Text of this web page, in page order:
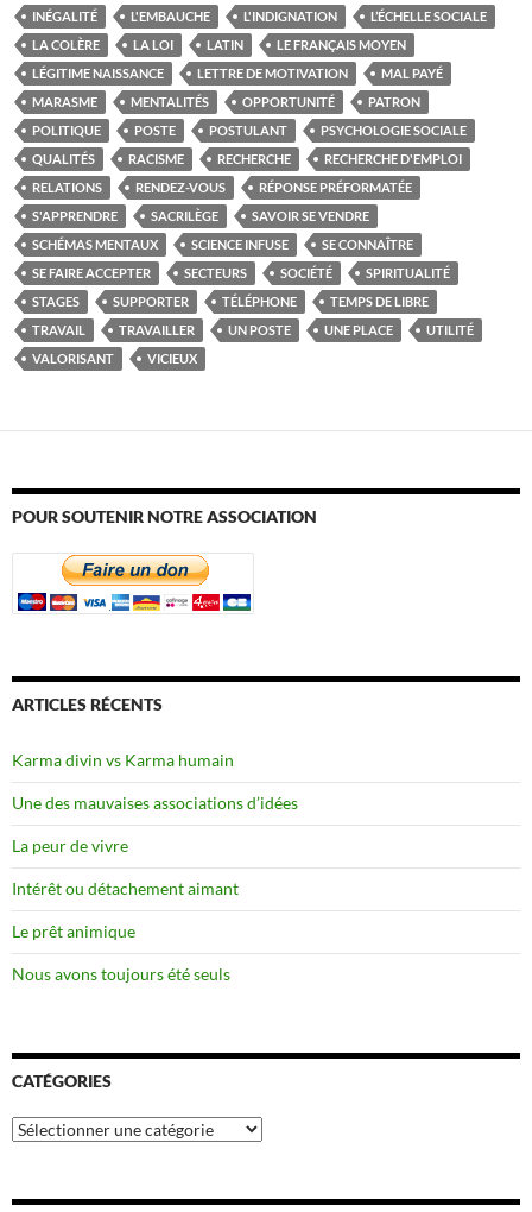
INÉGALITÉ L'EMBAUCHE L'INDIGNATION
L’ÉCHELLE SOCIALE
LA COLÈRE
LA LOI LATIN
LE FRANÇAIS MOYEN
LÉGITIME NAISSANCE
LETTRE DE MOTIVATION
MAL PAYÉ
MARASME
MENTALITÉS OPPORTUNITÉ
PATRON
POLITIQUE
POSTE POSTULANT
PSYCHOLOGIE SOCIALE
QUALITÉS
RACISME RECHERCHE
RECHERCHE D'EMPLOI
RELATIONS
RENDEZ-VOUS
RÉPONSE PRÉFORMATÉE
S'APPRENDRE
SACRILÈGE
SAVOIR SE VENDRE
SCHÉMAS MENTAUX
SCIENCE INFUSE
SE CONNAÎTRE
SE FAIRE ACCEPTER
SECTEURS SOCIÉTÉ
SPIRITUALITÉ
STAGES
SUPPORTER TÉLÉPHONE
TEMPS DE LIBRE
TRAVAIL
TRAVAILLER UN POSTE UNE PLACE
UTILITÉ
VALORISANT
VICIEUX
POUR SOUTENIR NOTRE ASSOCIATION
ARTICLES RÉCENTS
Karma divin vs Karma humain
Une des mauvaises associations d’idées
La peur de vivre
Intérêt ou détachement aimant
Le prêt animique
Nous avons toujours été seuls
CATÉGORIES
Catégories